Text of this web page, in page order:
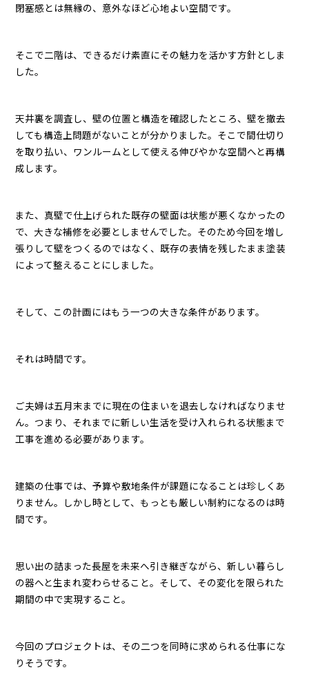
閉塞感とは無縁の、意外なほど心地よい空間です。
そこで二階は、できるだけ素直にその魅力を活かす方針としま
した。
天井裏を調査し、壁の位置と構造を確認したところ、壁を撤去
しても構造上問題がないことが分かりました。そこで間仕切り
を取り払い、ワンルームとして使える伸びやかな空間へと再構
成します。
また、真壁で仕上げられた既存の壁面は状態が悪くなかったの
で、大きな補修を必要としませんでした。そのため今回を増し
張りして壁をつくるのではなく、既存の表情を残したまま塗装
によって整えることにしました。
そして、この計画にはもう一つの大きな条件があります。
それは時間です。
ご夫婦は五月末までに現在の住まいを退去しなければなりませ
ん。つまり、それまでに新しい生活を受け入れられる状態まで
工事を進める必要があります。
建築の仕事では、予算や敷地条件が課題になることは珍しくあ
りません。しかし時として、もっとも厳しい制約になるのは時
間です。
思い出の詰まった長屋を未来へ引き継ぎながら、新しい暮らし
の器へと生まれ変わらせること。そして、その変化を限られた
期間の中で実現すること。
今回のプロジェクトは、その二つを同時に求められる仕事にな
りそうです。